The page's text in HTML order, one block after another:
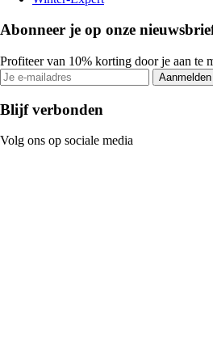
Abonneer je op onze
Profiteer van 10% korting door je aan te
Aanmelden
Blijf verbonden
Volg ons op sociale media